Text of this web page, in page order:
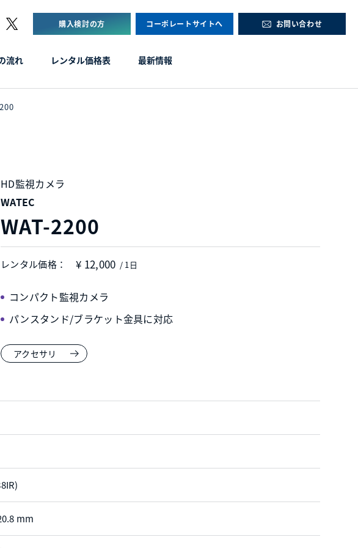
購入検討の方 コーポレートサイトへ お問い合わせ
流れ レンタル価格表 最新情報
HD監視カメラ
WATEC
WAT-2200
レンタル価格： ¥ 12,000 / 1日
コンパクト監視カメラ
パンスタンド/ブラケット金具に対応
アクセサリ
mm